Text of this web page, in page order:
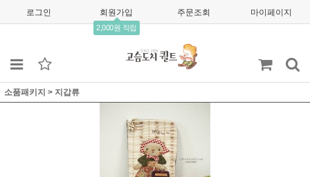
로그인 회원가입
2,000원 적립
주문조회 마이페이지
소품패키지 > 지갑류